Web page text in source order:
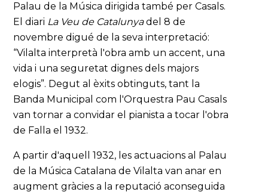
Palau de la Música dirigida també per Casals.
El diari La Veu de Catalunyadel 8 de
novembre digué de la seva interpretació:
“Vilalta interpretà l'obra amb un accent, una
vida i una seguretat dignes dels majors
elogis”. Degut al èxits obtinguts, tant la
Banda Municipal com l'Orquestra Pau Casals
van tornar a convidar el pianista a tocar l'obra
de Falla el 1932.
A partir d'aquell 1932, les actuacions al Palau
de la Música Catalana de Vilalta van anar en
augment gràcies a la reputació aconseguida